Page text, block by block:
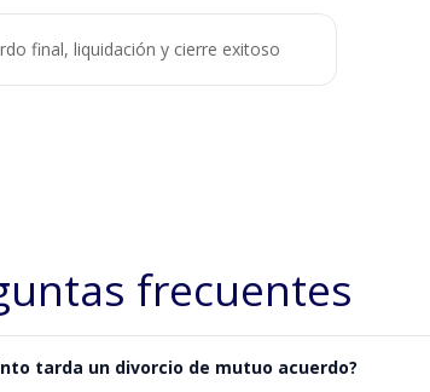
final, liquidación y cierre exitoso
frecuentes
tarda un divorcio de mutuo acuerdo?